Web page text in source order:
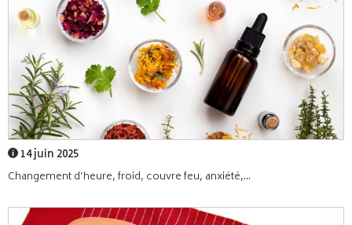
14 juin 2025
Changement d’heure, froid, couvre feu, anxiété,...